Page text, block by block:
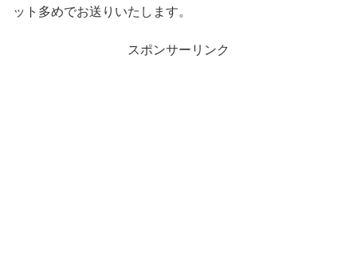
ット多めでお送りいたします。
スポンサーリンク